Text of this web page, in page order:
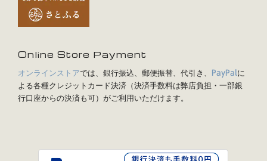
Online Store Payment
オンラインストアでは、銀行振込、郵便振替、代引き、 PayPalに
よる各種クレジットカード決済（決済手数料は弊店負担・一部銀
行口座からの決済も可）がご利用いただけます。